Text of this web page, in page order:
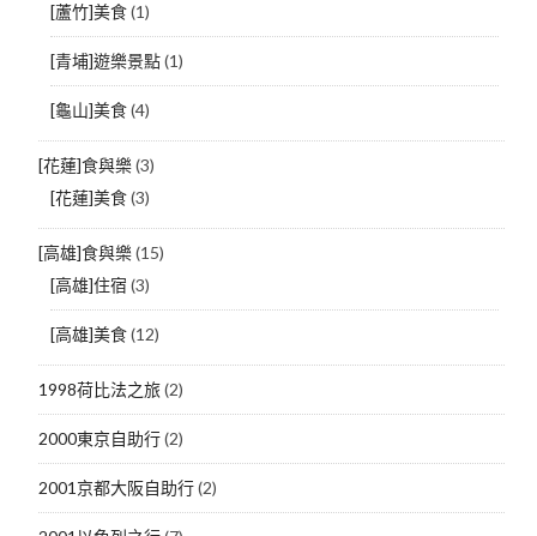
[蘆竹]美食(1)
[青埔]遊樂景點(1)
[龜山]美食(4)
[花蓮]食與樂(3)
[花蓮]美食(3)
[高雄]食與樂(15)
[高雄]住宿 (3)
[高雄]美食(12)
1998荷比法之旅(2)
2000東京自助行(2)
2001京都大阪自助行(2)